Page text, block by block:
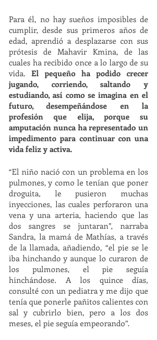
Para él, no hay sueños imposibles de
cumplir, desde sus primeros años de
edad, aprendió a desplazarse con sus
prótesis de Mahavir Kmina, de las
cuales ha recibido once a lo largo de su
vida. El pequeño ha podido crecer
jugando, corriendo, saltando y
estudiando, así como se imagina en el
futuro, desempeñándose en la
profesión que elija, porque su
amputación nunca ha representado un
impedimento para continuar con una
vida feliz y activa.
“El niño nació con un problema en los
pulmones, y como le tenían que poner
droguita, le pusieron muchas
inyecciones, las cuales perforaron una
vena y una arteria, haciendo que las
dos sangres se juntaran”, narraba
Sandra, la mamá de Mathías, a través
de la llamada, añadiendo, “el pie se le
iba hinchando y aunque lo curaron de
los pulmones, el pie seguía
hinchándose. A los quince días,
consulté con un pediatra y me dijo que
tenía que ponerle pañitos calientes con
sal y cubrirlo bien, pero a los dos
meses, el pie seguía empeorando”.